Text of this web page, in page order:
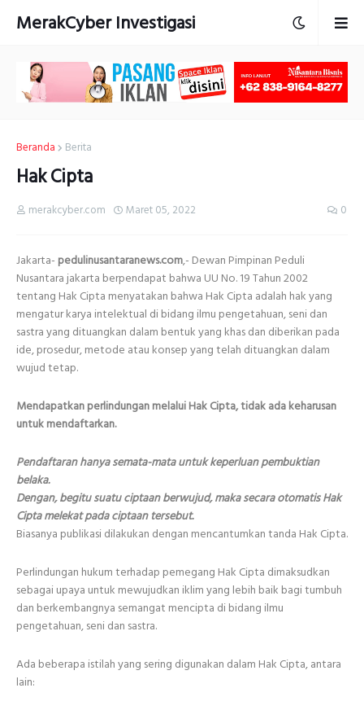
MerakCyber Investigasi
Beranda Berita
Hak Cipta
merakcyber.com Maret 05, 2022 0
Jakarta- pedulinusantaranews.com,- Dewan Pimpinan Peduli
Nusantara jakarta berpendapat bahwa UU No. 19 Tahun 2002
tentang Hak Cipta menyatakan bahwa Hak Cipta adalah hak yang
mengatur karya intelektual di bidang ilmu pengetahuan, seni dan
sastra yang dituangkan dalam bentuk yang khas dan diberikan pada
ide, prosedur, metode atau konsep yang telah dituangkan dalam
wujud tetap.
Mendapatkan perlindungan melalui Hak Cipta, tidak ada keharusan
untuk mendaftarkan.
Pendaftaran hanya semata-mata untuk keperluan pembuktian
belaka.
Dengan, begitu suatu ciptaan berwujud, maka secara otomatis Hak
Cipta melekat pada ciptaan tersebut.
Biasanya publikasi dilakukan dengan mencantumkan tanda Hak Cipta.
Perlindungan hukum terhadap pemegang Hak Cipta dimaksudkan
sebagai upaya untuk mewujudkan iklim yang lebih baik bagi tumbuh
dan berkembangnya semangat mencipta di bidang ilmu
pengetahuan, seni dan sastra.
Ada beberapa istilah yang sering digunakan dalam Hak Cipta, antara
lain: